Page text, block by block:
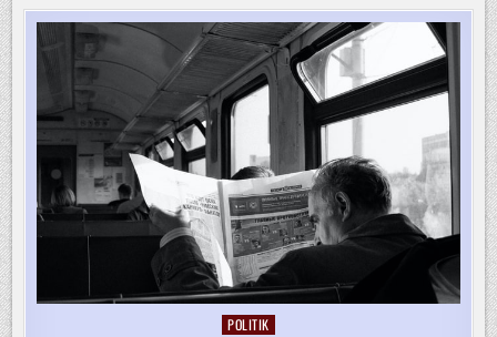
„SCHLECHTE
STIMMUNG
IN
DER
US-
TRUPPE“
Posted
POLITIK